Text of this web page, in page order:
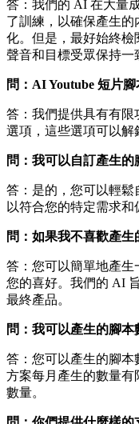
答：我們的 AI 在大量
了訓練，以確保產生
化。但是，最好始終
聲音和目標受眾保持一
問：AI Youtube 短片
答：我們提供具有有
選項，這些選項可以解
問：我可以自訂產生的
答：是的，您可以輕鬆
以符合您的特定需求和
問：如果我不喜歡產生
答：您可以簡單地產
您的喜好。我們的 AI
最終產品。
問：我可以產生的腳本
答：您可以產生的腳
方案每月產生的數量
數量。